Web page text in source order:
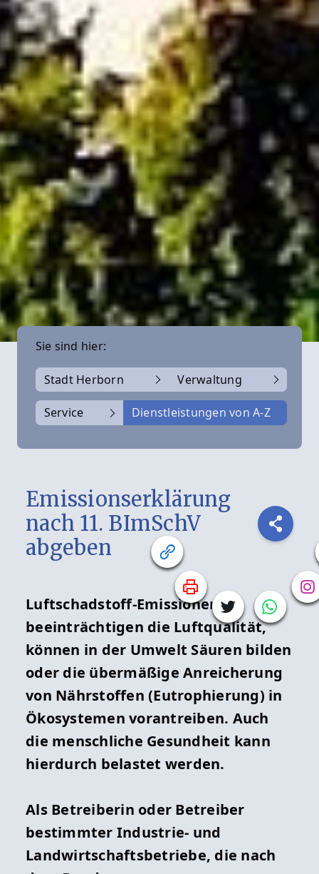
Sie sind hier:
Stadt Herborn Verwaltung
Service Dienstleistungen von A-Z
Emissionserklärung
nach 11. BImSchV
abgeben
Luftschadstoff-Emissionen
beeinträchtigen die Luftqualität,
können in der Umwelt Säuren bilden
oder die übermäßige Anreicherung
von Nährstoffen (Eutrophierung) in
Ökosystemen vorantreiben. Auch
die menschliche Gesundheit kann
hierdurch belastet werden.
Als Betreiberin oder Betreiber
bestimmter Industrie- und
Landwirtschaftsbetriebe, die nach